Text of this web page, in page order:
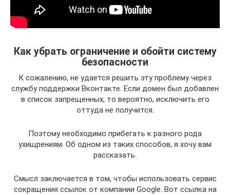
Как убрать ограничение и обойти систему
безопасности
К сожалению, не удается решить эту проблему через
службу поддержки Вконтакте. Если домен был добавлен
в список запрещенных, то вероятно, исключить его
оттуда не получится.
Поэтому необходимо прибегать к разного рода
ухищрениям. Об одном из таких способов, я хочу вам
рассказать.
Смысл заключается в том, чтобы использовать сервис
сокращения ссылок от компании Google. Вот ссылка на